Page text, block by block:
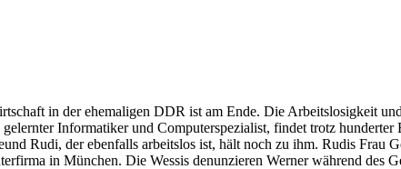
in der ehemaligen DDR ist am Ende. Die Arbeitslosigkeit
Informatiker und Computerspezialist, findet trotz
Rudi, der ebenfalls arbeitslos ist, hält noch zu ihm. Rudis Frau
in München. Die Wessis denunzieren Werner während des